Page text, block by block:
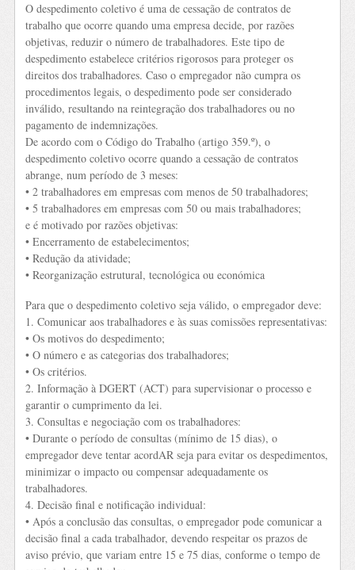
O despedimento coletivo é uma de cessação de contratos de
trabalho que ocorre quando uma empresa decide, por razões
objetivas, reduzir o número de trabalhadores. Este tipo de
despedimento estabelece critérios rigorosos para proteger os
direitos dos trabalhadores. Caso o empregador não cumpra os
procedimentos legais, o despedimento pode ser considerado
inválido, resultando na reintegração dos trabalhadores ou no
pagamento de indemnizações.
De acordo com o Código do Trabalho (artigo 359.º), o
despedimento coletivo ocorre quando a cessação de contratos
abrange, num período de 3 meses:
• 2 trabalhadores em empresas com menos de 50 trabalhadores;
• 5 trabalhadores em empresas com 50 ou mais trabalhadores;
e é motivado por razões objetivas:
• Encerramento de estabelecimentos;
• Redução da atividade;
• Reorganização estrutural, tecnológica ou económica
Para que o despedimento coletivo seja válido, o empregador deve:
1. Comunicar aos trabalhadores e às suas comissões representativas:
• Os motivos do despedimento;
• O número e as categorias dos trabalhadores;
• Os critérios.
2. Informação à DGERT (ACT) para supervisionar o processo e
garantir o cumprimento da lei.
3. Consultas e negociação com os trabalhadores:
• Durante o período de consultas (mínimo de 15 dias), o
empregador deve tentar acordAR seja para evitar os despedimentos,
minimizar o impacto ou compensar adequadamente os
trabalhadores.
4. Decisão final e notificação individual:
• Após a conclusão das consultas, o empregador pode comunicar a
decisão final a cada trabalhador, devendo respeitar os prazos de
aviso prévio, que variam entre 15 e 75 dias, conforme o tempo de